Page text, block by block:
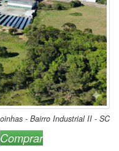
- Bairro Industrial II - SC
Comprar